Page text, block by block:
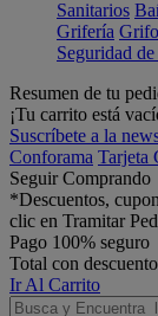
Sanitarios
Grifería
Seguridad
Resumen de tu
¡Tu carrito está
Suscríbete a la
Conforama Tarjeta
Seguir Comprando
*Descuentos,
clic en Tramitar
Pago 100% seguro
Total con descuento
Ir Al Carrito